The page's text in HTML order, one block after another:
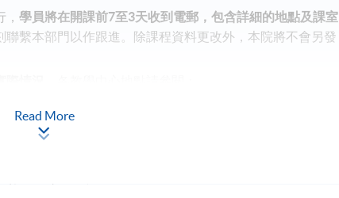
，學員將在開課前7至3天收到電郵，包含詳細的地點及課室
聯繫本部門以作跟進。除課程資料更改外，本院將不會另發
系統發出的「付款確認通知」電郵。請妥善保存該電郵或
Read More